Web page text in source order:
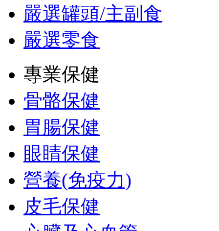
嚴選罐頭/主副食
嚴選零食
專業保健
骨骼保健
胃腸保健
眼睛保健
營養(免疫力)
皮毛保健